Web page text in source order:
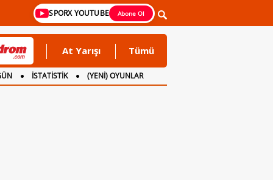
SPORX YOUTUBE Abone Ol
At Yarışı Tümü
İSTATİSTİK
(YENİ) OYUNLAR